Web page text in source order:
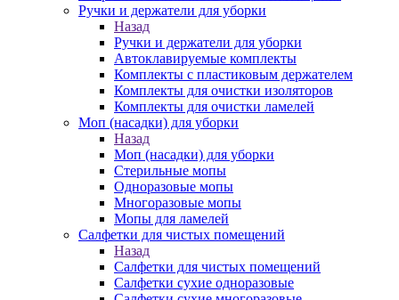
Ручки и держатели для уборки
Назад
Ручки и держатели для уборки
Автоклавируемые комплекты
Комплекты с пластиковым держателем
Комплекты для очистки изоляторов
Комплекты для очистки ламелей
Моп (насадки) для уборки
Назад
Моп (насадки) для уборки
Стерильные мопы
Одноразовые мопы
Многоразовые мопы
Мопы для ламелей
Салфетки для чистых помещений
Назад
Салфетки для чистых помещений
Салфетки сухие одноразовые